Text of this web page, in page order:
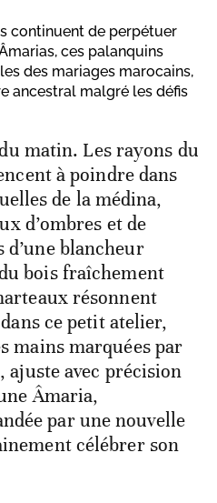
continuent de perpétuer
ces palanquins
des mariages marocains,
ancestral malgré les défis
matin. Les rayons du
à poindre dans
de la médina,
d’ombres et de
blancheur
bois fraîchement
résonnent
ce petit atelier,
mains marquées par
ajuste avec précision
Âmaria,
par une nouvelle
célébrer son